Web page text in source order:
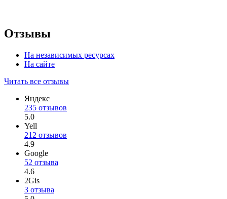
Отзывы
На независимых ресурсах
На сайте
Читать все отзывы
Яндекс
235 отзывов
5.0
Yell
212 отзывов
4.9
Google
52 отзыва
4.6
2Gis
3 отзыва